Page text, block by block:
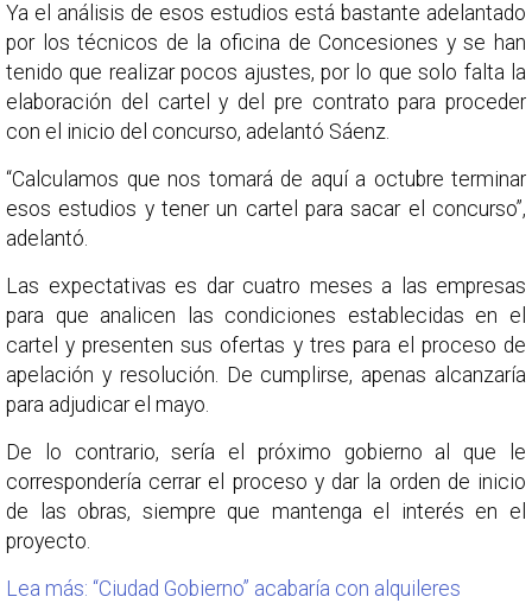
Ya el análisis de esos estudios está bastante adelantado
por los técnicos de la oficina de Concesiones y se han
tenido que realizar pocos ajustes, por lo que solo falta la
elaboración del cartel y del pre contrato para proceder
con el inicio del concurso, adelantó Sáenz.
“Calculamos que nos tomará de aquí a octubre terminar
esos estudios y tener un cartel para sacar el concurso”,
adelantó.
Las expectativas es dar cuatro meses a las empresas
para que analicen las condiciones establecidas en el
cartel y presenten sus ofertas y tres para el proceso de
apelación y resolución. De cumplirse, apenas alcanzaría
para adjudicar el mayo.
De lo contrario, sería el próximo gobierno al que le
correspondería cerrar el proceso y dar la orden de inicio
de las obras, siempre que mantenga el interés en el
proyecto.
Lea más: “Ciudad Gobierno” acabaría con alquileres